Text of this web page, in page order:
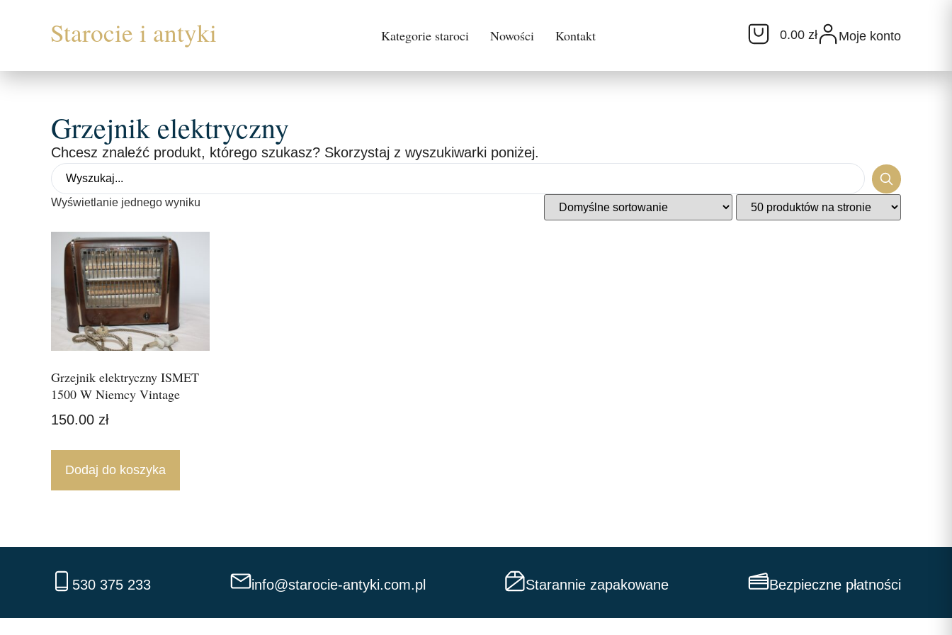
Kategorie staroci Nowości Kontakt 0.00 zł Moje konto
Grzejnik elektryczny
Chcesz znaleźć produkt, którego szukasz? Skorzystaj z wyszukiwarki poniżej.
Wyświetlanie jednego wyniku
Grzejnik elektryczny ISMET
1500 W Niemcy Vintage
150.00 zł
Dodaj do koszyka
530 375 233 info@starocie-antyki.com.pl Starannie zapakowane Bezpieczne płatności